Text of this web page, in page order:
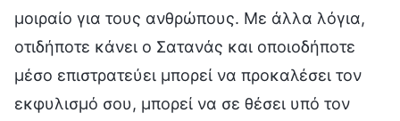
μοιραίο για τους ανθρώπους. Με άλλα λόγια,
οτιδήποτε κάνει ο Σατανάς και οποιοδήποτε
μέσο επιστρατεύει μπορεί να προκαλέσει τον
εκφυλισμό σου, μπορεί να σε θέσει υπό τον